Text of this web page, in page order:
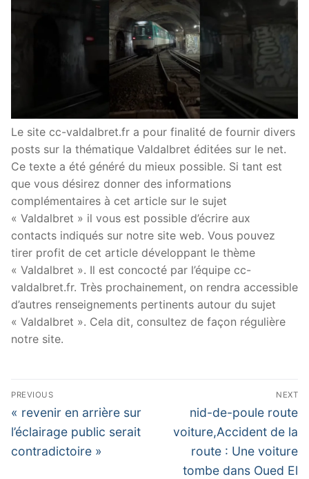
Le site cc-valdalbret.fr a pour finalité de fournir divers
posts sur la thématique Valdalbret éditées sur le net.
Ce texte a été généré du mieux possible. Si tant est
que vous désirez donner des informations
complémentaires à cet article sur le sujet
« Valdalbret » il vous est possible d’écrire aux
contacts indiqués sur notre site web. Vous pouvez
tirer profit de cet article développant le thème
« Valdalbret ». Il est concocté par l’équipe cc-
valdalbret.fr. Très prochainement, on rendra accessible
d’autres renseignements pertinents autour du sujet
« Valdalbret ». Cela dit, consultez de façon régulière
notre site.
Navigation
de
l’article
PREVIOUS
Previous
post:
« revenir en arrière sur
l’éclairage public serait
contradictoire »
NEXT
Next
post:
nid-de-poule route
voiture,Accident de la
route : Une voiture
tombe dans Oued El